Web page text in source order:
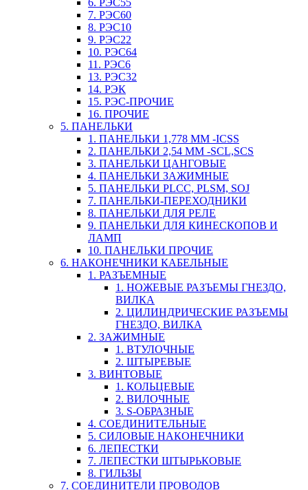
6. РЭС55
7. РЭС60
8. РЭС10
9. РЭС22
10. РЭС64
11. РЭС6
13. РЭС32
14. РЭК
15. РЭС-ПРОЧИЕ
16. ПРОЧИЕ
5. ПАНЕЛЬКИ
1. ПАНЕЛЬКИ 1,778 ММ -ICSS
2. ПАНЕЛЬКИ 2,54 ММ -SCL,SCS
3. ПАНЕЛЬКИ ЦАНГОВЫЕ
4. ПАНЕЛЬКИ ЗАЖИМНЫЕ
5. ПАНЕЛЬКИ PLCC, PLSM, SOJ
7. ПАНЕЛЬКИ-ПЕРЕХОДНИКИ
8. ПАНЕЛЬКИ ДЛЯ РЕЛЕ
9. ПАНЕЛЬКИ ДЛЯ КИНЕСКОПОВ И
ЛАМП
10. ПАНЕЛЬКИ ПРОЧИЕ
6. НАКОНЕЧНИКИ КАБЕЛЬНЫЕ
1. РАЗЪЕМНЫЕ
1. НОЖЕВЫЕ РАЗЪЕМЫ ГНЕЗДО,
ВИЛКА
2. ЦИЛИНДРИЧЕСКИЕ РАЗЪЕМЫ
ГНЕЗДО, ВИЛКА
2. ЗАЖИМНЫЕ
1. ВТУЛОЧНЫЕ
2. ШТЫРЕВЫЕ
3. ВИНТОВЫЕ
1. КОЛЬЦЕВЫЕ
2. ВИЛОЧНЫЕ
3. S-ОБРАЗНЫЕ
4. СОЕДИНИТЕЛЬНЫЕ
5. СИЛОВЫЕ НАКОНЕЧНИКИ
6. ЛЕПЕСТКИ
7. ЛЕПЕСТКИ ШТЫРЬКОВЫЕ
8. ГИЛЬЗЫ
7. СОЕДИНИТЕЛИ ПРОВОДОВ